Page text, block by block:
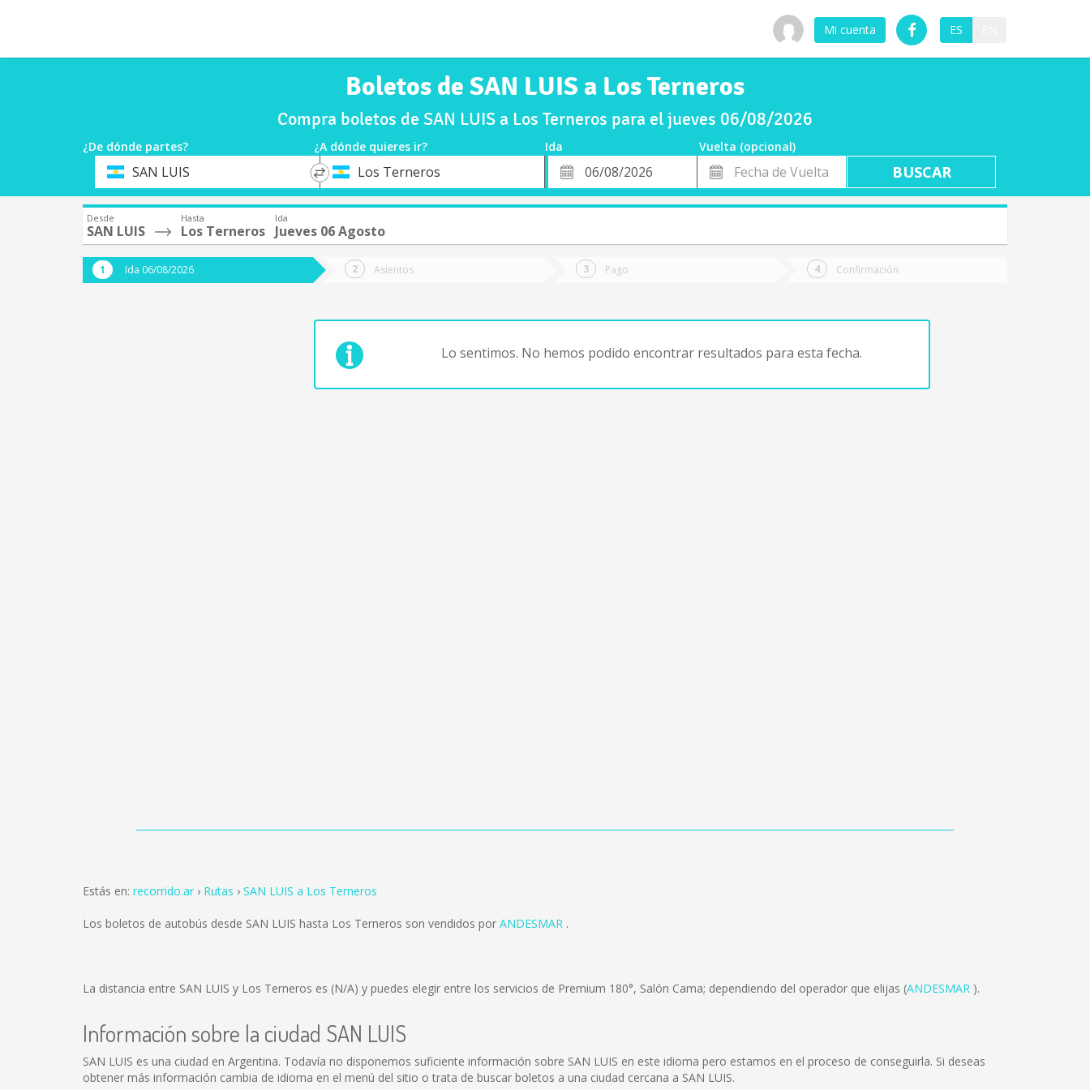
Mi cuenta ES
Boletos de SAN LUIS a Los Terneros
Compra boletos de SAN LUIS a Los Terneros para el jueves 06/08/2026
¿De dónde partes? ¿A dónde quieres ir? Ida
Vuelta (opcional)
OrigenSAN LUIS
*
DestinoLos Terneros
Fecha
de
Fecha
de
Vuelta
Desde
SAN LUIS
Hasta
Los Terneros
Ida
Jueves 06 Agosto
Ida 06/08/2026 Asientos Pago Confirmación
Lo sentimos. No hemos podido encontrar resultados para esta fecha.
Estás en: recorrido.ar Rutas SAN LUIS a Los Terneros
Los boletos de autobús desde SAN LUIS hasta Los Terneros son vendidos por ANDESMAR .
La distancia entre SAN LUIS y Los Terneros es (N/A) y puedes elegir entre los servicios de Premium 180°, Salón Cama; dependiendo del operador que elijas (ANDESMAR ).
Información sobre la ciudad SAN LUIS
SAN LUIS es una ciudad en Argentina. Todavía no disponemos suficiente información sobre SAN LUIS en este idioma pero estamos en el proceso de conseguirla. Si deseas
obtener más información cambia de idioma en el menú del sitio o trata de buscar boletos a una ciudad cercana a SAN LUIS.